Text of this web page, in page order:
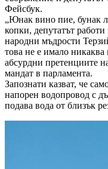
Фейсбук.
„Юнак вино пие, бунак
копки, депутатът работи
народни мъдрости
това не е имало
абсурдни претенциите
мандат в парламента.
Запознати казват, че
напорен водопровод с
подава вода от близък